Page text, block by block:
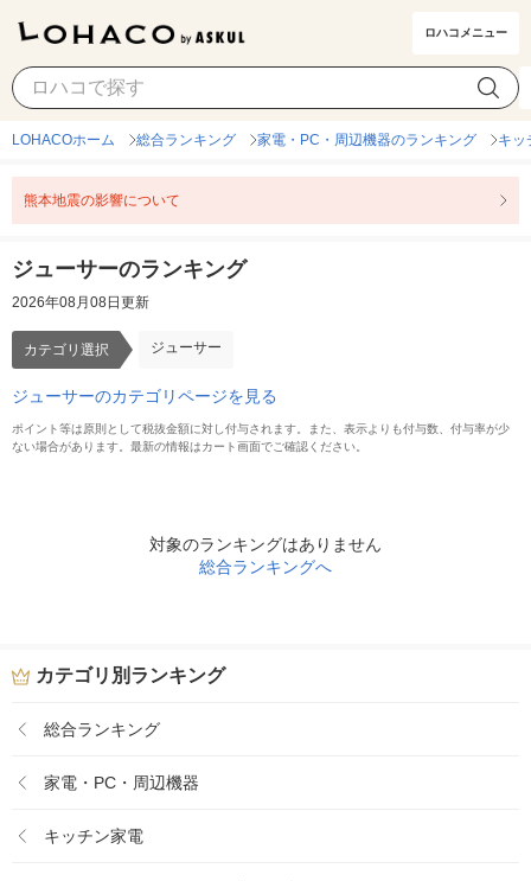
ロハコメニュー
ジューサー カテゴリ選択
LOHACOホーム 総合ランキング 家電・PC・周辺機器のランキング キッ
熊本地震の影響について
ジューサーのランキング
2026年08月08日更新
カテゴリ選択 ジューサー
ジューサーのカテゴリページを見る
ポイント等は原則として税抜金額に対し付与されます。また、表示よりも付与数、付与率が少
ない場合があります。最新の情報はカート画面でご確認ください。
対象のランキングはありません
総合ランキングへ
カテゴリ別ランキング
総合ランキング
家電・PC・周辺機器
キッチン家電